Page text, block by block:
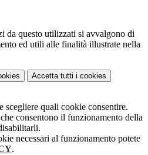
da questo utilizzati si avvalgono di
ed utili alle finalità illustrate nella
Accetta tutti i cookies
scegliere quali cookie consentire.
consentono il funzionamento della
necessari al funzionamento potete
.